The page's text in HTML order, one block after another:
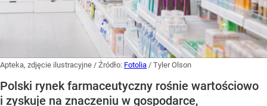
Apteka, zdjęcie ilustracyjne / Źródło: Fotolia / Tyler Olson
Polski rynek farmaceutyczny rośnie wartościowo
i zyskuje na znaczeniu w gospodarce,